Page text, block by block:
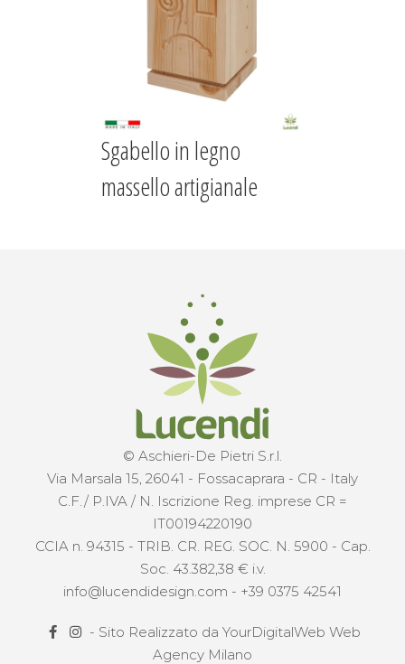
Sgabello in legno
massello artigianale
© Aschieri-De Pietri S.r.l.
Via Marsala 15, 26041 - Fossacaprara - CR - Italy
C.F./ P.IVA / N. Iscrizione Reg. imprese CR =
IT00194220190
CCIA n. 94315 - TRIB. CR. REG. SOC. N. 5900 - Cap.
Soc. 43.382,38 € i.v.
info@lucendidesign.com - +39 0375 42541
- Sito Realizzato da YourDigitalWeb Web
Agency Milano